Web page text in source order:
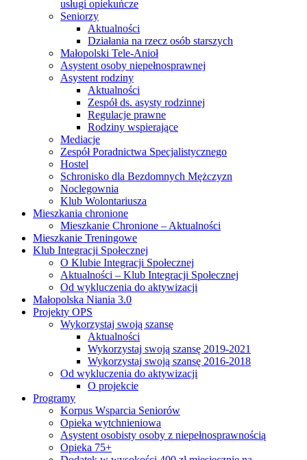
usługi opiekuńcze
Seniorzy
Aktualności
Działania na rzecz osób starszych
Małopolski Tele-Anioł
Asystent osoby niepełnosprawnej
Asystent rodziny
Aktualności
Zespół ds. asysty rodzinnej
Regulacje prawne
Rodziny wspierające
Mediacje
Zespół Poradnictwa Specjalistycznego
Hostel
Schronisko dla Bezdomnych Mężczyzn
Noclegownia
Klub Wolontariusza
Mieszkania chronione
Mieszkanie Chronione – Aktualności
Mieszkanie Treningowe
Klub Integracji Społecznej
O Klubie Integracji Społecznej
Aktualności – Klub Integracji Społecznej
Od wykluczenia do aktywizacji
Małopolska Niania 3.0
Projekty OPS
Wykorzystaj swoją szansę
Aktualności
Wykorzystaj swoją szansę 2019-2021
Wykorzystaj swoją szansę 2016-2018
Od wykluczenia do aktywizacji
O projekcie
Programy
Korpus Wsparcia Seniorów
Opieka wytchnieniowa
Asystent osobisty osoby z niepełnosprawnością
Opieka 75+